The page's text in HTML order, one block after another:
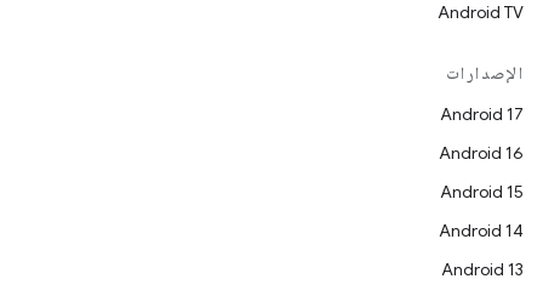
Android TV
الإصدارات
Android 17
Android 16
Android 15
Android 14
Android 13